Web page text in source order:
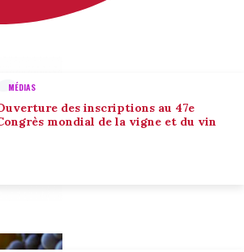
MÉDIAS
des inscriptions au 47e
mondial de la vigne et du vin